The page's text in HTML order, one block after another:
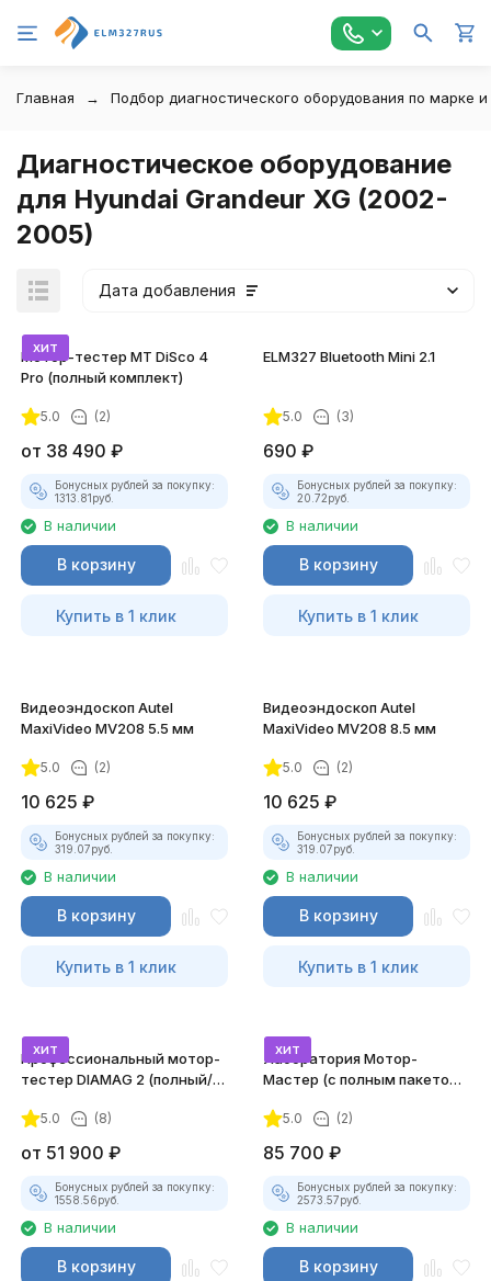
Главная Подбор диагностического оборудования по марке
Диагностическое оборудование
для Hyundai Grandeur XG (2002-
2005)
Дата добавления
хит
Мотор-тестер MT DiSco 4
Pro (полный комплект)
5.0 (2)
от 38 490 ₽
Бонусных рублей за покупку:
1313.81руб.
В наличии
В корзину
Купить в 1 клик
ELM327 Bluetooth Mini 2.1
5.0 (3)
690 ₽
Бонусных рублей за покупку:
20.72руб.
В наличии
В корзину
Купить в 1 клик
Видеоэндоскоп Autel
MaxiVideo MV208 5.5 мм
5.0 (2)
10 625 ₽
Бонусных рублей за покупку:
319.07руб.
В наличии
В корзину
Купить в 1 клик
Видеоэндоскоп Autel
MaxiVideo MV208 8.5 мм
5.0 (2)
10 625 ₽
Бонусных рублей за покупку:
319.07руб.
В наличии
В корзину
Купить в 1 клик
хит
Профессиональный мотор-
тестер DIAMAG 2 (полный/
5.0 (8)
от 51 900 ₽
Бонусных рублей за покупку:
1558.56руб.
В наличии
В корзину
хит
Лаборатория Мотор-
Мастер (с полным пакетом
5.0 (2)
85 700 ₽
Бонусных рублей за покупку:
2573.57руб.
В наличии
В корзину